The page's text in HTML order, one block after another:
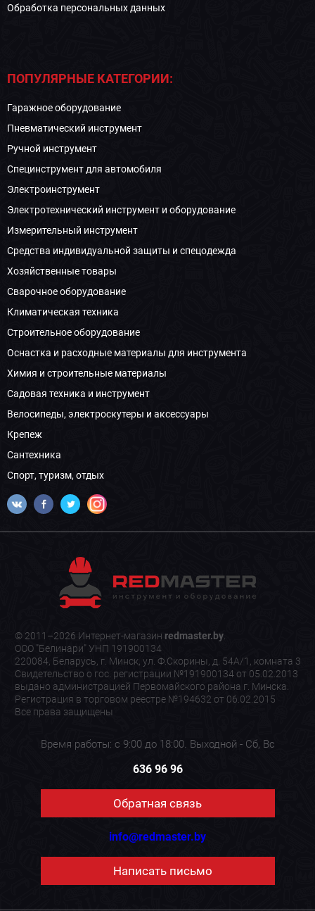
Обработка персональных данных
ПОПУЛЯРНЫЕ КАТЕГОРИИ:
Гаражное оборудование
Пневматический инструмент
Ручной инструмент
Специнструмент для автомобиля
Электроинструмент
Электротехнический инструмент и оборудование
Измерительный инструмент
Средства индивидуальной защиты и спецодежда
Хозяйственные товары
Сварочное оборудование
Климатическая техника
Строительное оборудование
Оснастка и расходные материалы для инструмента
Химия и строительные материалы
Садовая техника и инструмент
Велосипеды, электроскутеры и аксессуары
Крепеж
Сантехника
Спорт, туризм, отдых
© 2011–2026 Интернет-магазин redmaster.by.
ООО "Белинари" УНП 191900134
220084, Беларусь, г. Минск, ул. Ф.Скорины, д. 54А/1, комната 3
Свидетельство о гос. регистрации №191900134 от 05.02.2013
выдано администрацией Первомайского района г. Минска.
Регистрация в торговом реестре №194632 от 06.02.2015
Все права защищены
Время работы: с 9:00 до 18:00. Выходной - Сб, Вс
636 96 96
Обратная связь
info@redmaster.by
Написать письмо